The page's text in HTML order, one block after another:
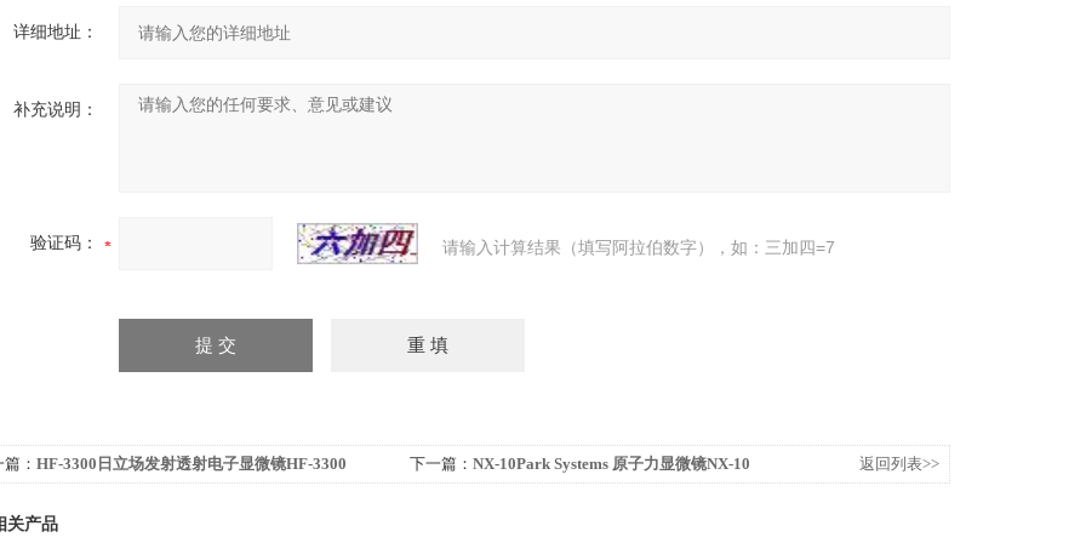
详细地址：
补充说明：
验证码： 请输入计算结果（填写阿拉伯数字），如：三加四=7
： HF-3300日立场发射透射电子显微镜HF-3300 下一篇： NX-10Park Systems 原子力显微镜NX-10 返回列表>>
关产品